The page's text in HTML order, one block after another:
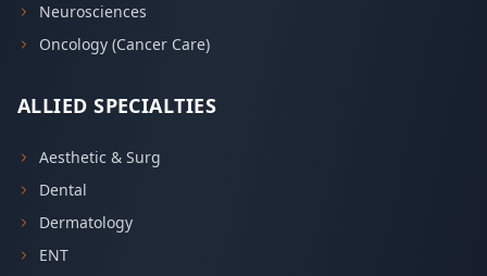
Neurosciences
Oncology (Cancer Care)
ALLIED SPECIALTIES
Aesthetic & Surg
Dental
Dermatology
ENT